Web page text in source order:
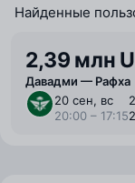
Найденные
2,39 млн
Давадми — Рафха
20 сен, вс
20:00 – 17:15